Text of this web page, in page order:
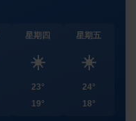
星期四
☀️
23°
19°
星期五
☀️
24°
18°